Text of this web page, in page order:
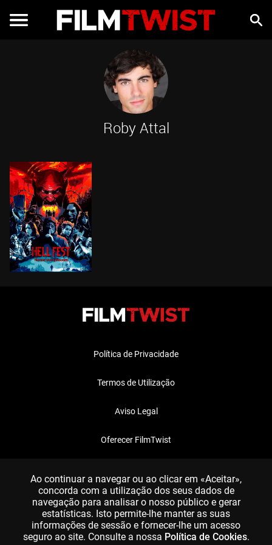
Roby Attal
Política de Privacidade
Termos de Utilização
Aviso Legal
Oferecer FilmTwist
Ao continuar a navegar ou ao clicar em «Aceitar»,
concorda com a utilização dos seus dados de
navegação para analisar o nosso público e gerar
estatísticas. Isto permite-lhe manter as suas
informações de sessão e fornecer-lhe um acesso
seguro ao site. Consulte a nossa Política de Cookies.